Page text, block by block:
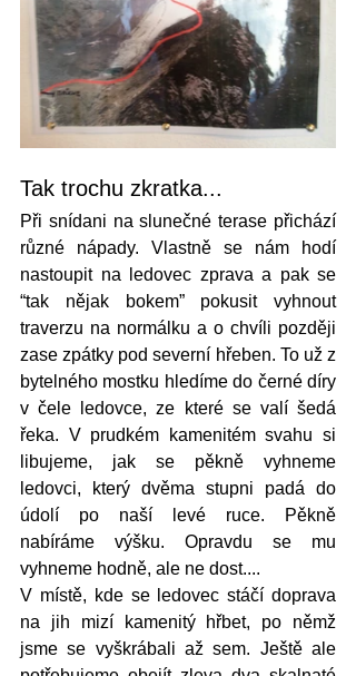
Tak trochu zkratka...
Při snídani na slunečné terase přichází
různé nápady. Vlastně se nám hodí
nastoupit na ledovec zprava a pak se
“tak nějak bokem” pokusit vyhnout
traverzu na normálku a o chvíli později
zase zpátky pod severní hřeben. To už z
bytelného mostku hledíme do černé díry
v čele ledovce, ze které se valí šedá
řeka. V prudkém kamenitém svahu si
libujeme, jak se pěkně vyhneme
ledovci, který dvěma stupni padá do
údolí po naší levé ruce. Pěkně
nabíráme výšku. Opravdu se mu
vyhneme hodně, ale ne dost....
V místě, kde se ledovec stáčí doprava
na jih mizí kamenitý hřbet, po němž
jsme se vyškrábali až sem. Ještě ale